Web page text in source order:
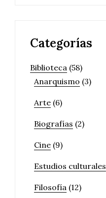
Categorías
Biblioteca (58)
Anarquismo (3)
Arte (6)
Biografías (2)
Cine (9)
Estudios culturales
Filosofía (12)